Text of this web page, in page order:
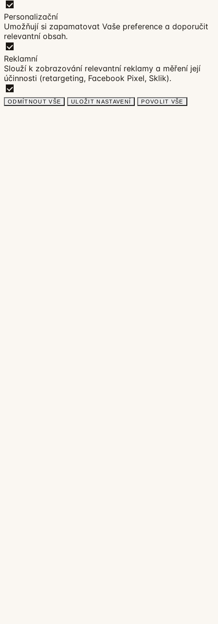
Personalizační
Umožňují si zapamatovat Vaše preference a doporučit
relevantní obsah.
Reklamní
Slouží k zobrazování relevantní reklamy a měření její
účinnosti (retargeting, Facebook Pixel, Sklik).
ODMÍTNOUT VŠE ULOŽIT NASTAVENÍ POVOLIT VŠE